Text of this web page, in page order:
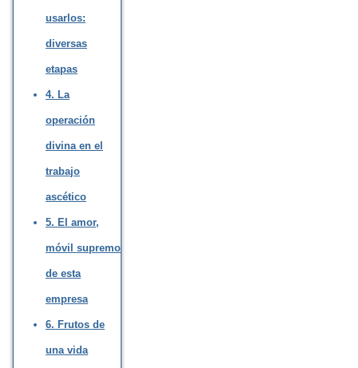
usarlos:
diversas
etapas
4. La
operación
divina en el
trabajo
ascético
5. El amor,
móvil supremo
de esta
empresa
6. Frutos de
una vida